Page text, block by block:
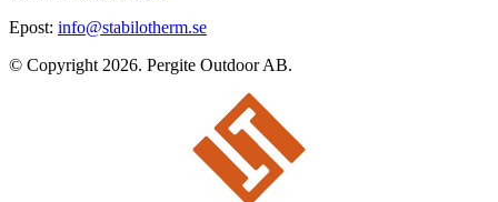
Epost: info@stabilotherm.se
© Copyright 2026. Pergite Outdoor AB.